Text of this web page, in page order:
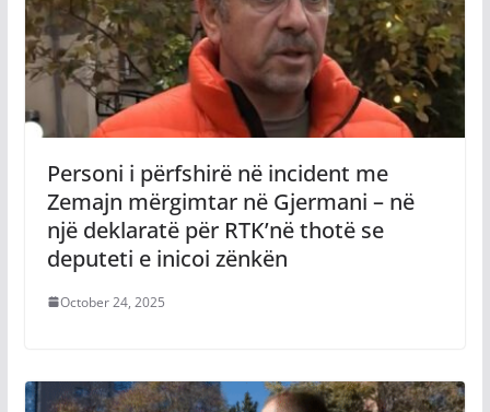
Personi i përfshirë në incident me
Zemajn mërgimtar në Gjermani – në
një deklaratë për RTK’në thotë se
deputeti e inicoi zënkën
October 24, 2025